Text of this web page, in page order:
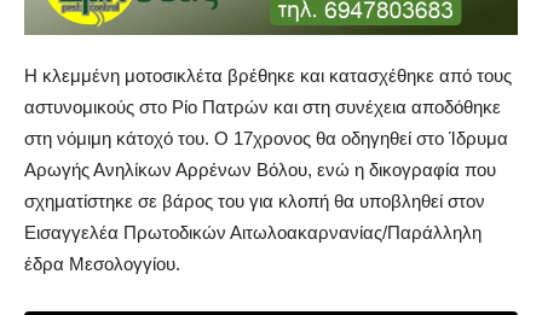
Η κλεμμένη μοτοσικλέτα βρέθηκε και κατασχέθηκε από τους
αστυνομικούς στο Ρίο Πατρών και στη συνέχεια αποδόθηκε
στη νόμιμη κάτοχό του. Ο 17χρονος θα οδηγηθεί στο Ίδρυμα
Αρωγής Ανηλίκων Αρρένων Βόλου, ενώ η δικογραφία που
σχηματίστηκε σε βάρος του για κλοπή θα υποβληθεί στον
Εισαγγελέα Πρωτοδικών Αιτωλοακαρνανίας/Παράλληλη
έδρα Μεσολογγίου.